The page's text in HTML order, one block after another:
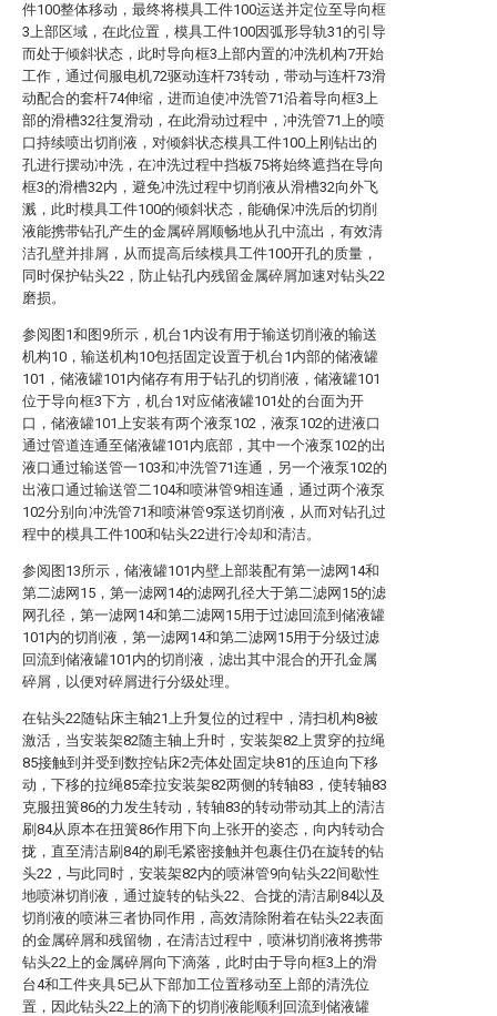
件100整体移动，最终将模具工件100运送并定位至导向框
3上部区域，在此位置，模具工件100因弧形导轨31的引导
而处于倾斜状态，此时导向框3上部内置的冲洗机构7开始
工作，通过伺服电机72驱动连杆73转动，带动与连杆73滑
动配合的套杆74伸缩，进而迫使冲洗管71沿着导向框3上
部的滑槽32往复滑动，在此滑动过程中，冲洗管71上的喷
口持续喷出切削液，对倾斜状态模具工件100上刚钻出的
孔进行摆动冲洗，在冲洗过程中挡板75将始终遮挡在导向
框3的滑槽32内，避免冲洗过程中切削液从滑槽32向外飞
溅，此时模具工件100的倾斜状态，能确保冲洗后的切削
液能携带钻孔产生的金属碎屑顺畅地从孔中流出，有效清
洁孔壁并排屑，从而提高后续模具工件100开孔的质量，
同时保护钻头22，防止钻孔内残留金属碎屑加速对钻头22
磨损。
参阅图1和图9所示，机台1内设有用于输送切削液的输送
机构10，输送机构10包括固定设置于机台1内部的储液罐
101，储液罐101内储存有用于钻孔的切削液，储液罐101
位于导向框3下方，机台1对应储液罐101处的台面为开
口，储液罐101上安装有两个液泵102，液泵102的进液口
通过管道连通至储液罐101内底部，其中一个液泵102的出
液口通过输送管一103和冲洗管71连通，另一个液泵102的
出液口通过输送管二104和喷淋管9相连通，通过两个液泵
102分别向冲洗管71和喷淋管9泵送切削液，从而对钻孔过
程中的模具工件100和钻头22进行冷却和清洁。
参阅图13所示，储液罐101内壁上部装配有第一滤网14和
第二滤网15，第一滤网14的滤网孔径大于第二滤网15的滤
网孔径，第一滤网14和第二滤网15用于过滤回流到储液罐
101内的切削液，第一滤网14和第二滤网15用于分级过滤
回流到储液罐101内的切削液，滤出其中混合的开孔金属
碎屑，以便对碎屑进行分级处理。
在钻头22随钻床主轴21上升复位的过程中，清扫机构8被
激活，当安装架82随主轴上升时，安装架82上贯穿的拉绳
85接触到并受到数控钻床2壳体处固定块81的压迫向下移
动，下移的拉绳85牵拉安装架82两侧的转轴83，使转轴83
克服扭簧86的力发生转动，转轴83的转动带动其上的清洁
刷84从原本在扭簧86作用下向上张开的姿态，向内转动合
拢，直至清洁刷84的刷毛紧密接触并包裹住仍在旋转的钻
头22，与此同时，安装架82内的喷淋管9向钻头22间歇性
地喷淋切削液，通过旋转的钻头22、合拢的清洁刷84以及
切削液的喷淋三者协同作用，高效清除附着在钻头22表面
的金属碎屑和残留物，在清洁过程中，喷淋切削液将携带
钻头22上的金属碎屑向下滴落，此时由于导向框3上的滑
台4和工件夹具5已从下部加工位置移动至上部的清洗位
置，因此钻头22上的滴下的切削液能顺利回流到储液罐